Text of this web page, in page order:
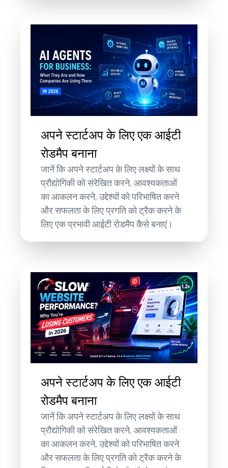
अपने स्टार्टअप के लिए एक आईटी
रोडमैप बनाना
जानें कि अपने स्टार्टअप के लिए लक्ष्यों के साथ
प्रौद्योगिकी को संरेखित करने, आवश्यकताओं
का आकलन करने, उद्देश्यों को परिभाषित करने
और सफलता के लिए प्रगति को ट्रैक करने के
लिए एक प्रभावी आईटी रोडमैप कैसे बनाएं।
अपने स्टार्टअप के लिए एक आईटी
रोडमैप बनाना
जानें कि अपने स्टार्टअप के लिए लक्ष्यों के साथ
प्रौद्योगिकी को संरेखित करने, आवश्यकताओं
का आकलन करने, उद्देश्यों को परिभाषित करने
और सफलता के लिए प्रगति को ट्रैक करने के